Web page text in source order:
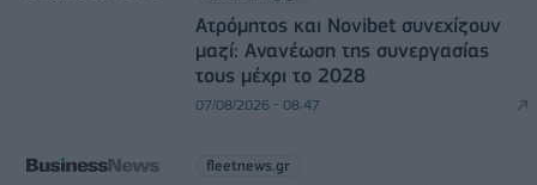
Ατρόμητος και Novibet συνεχίζουν
μαζί: Ανανέωση της συνεργασίας
τους μέχρι το 2028
07/08/2026 - 08:47
fleetnews.gr